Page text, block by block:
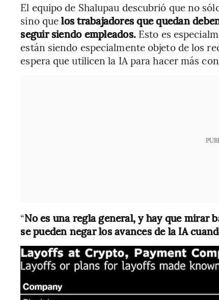
El equipo de Shalupau descubrió que no
sino quelos trabajadores que quedan
seguir siendo empleados. Esto es
están siendo especialmente objeto de los
espera que utilicen la IA para hacer más
“No es una regla general, y hay que mirar
se pueden negar los avances de la IA